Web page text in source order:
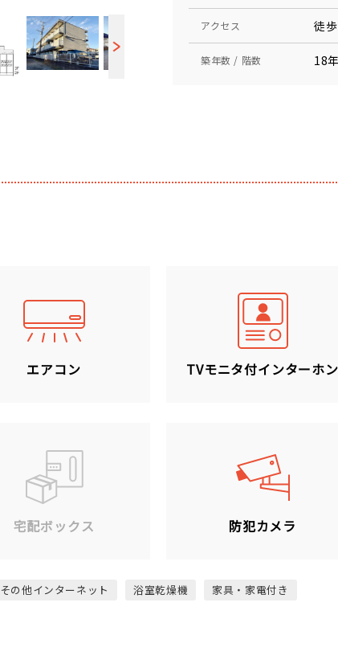
アクセス 徒
築年数 / 階数 18
エアコン TVモニタ付インターホン
宅配ボックス 防犯カメラ
その他インターネット 浴室乾燥機 家具・家電付き